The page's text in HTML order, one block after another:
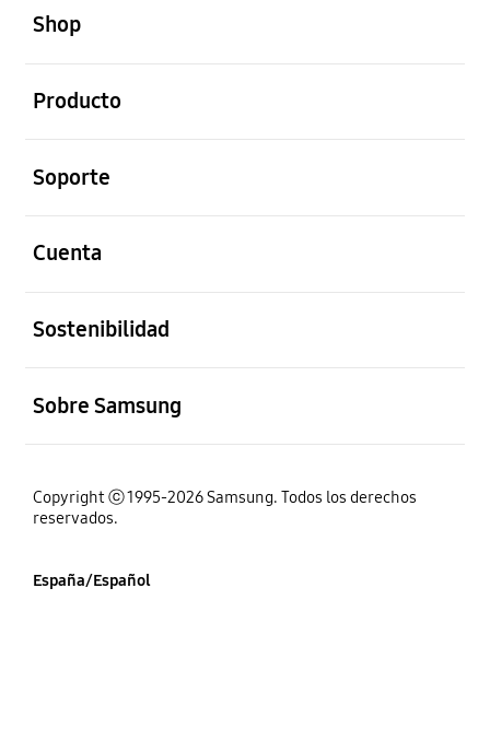
Shop
Producto
Soporte
Cuenta
Sostenibilidad
Sobre Samsung
Copyright ⓒ 1995-2026 Samsung. Todos los derechos
reservados.
España/Español